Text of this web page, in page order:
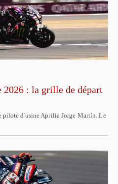
2026 : la grille de départ
pilote d'usine Aprilia Jorge Martín. Le